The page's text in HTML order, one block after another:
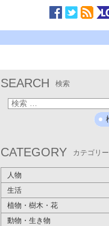
SEARCH 検索
CATEGORY カテゴリー
人物
生活
植物・樹木・花
動物・生き物